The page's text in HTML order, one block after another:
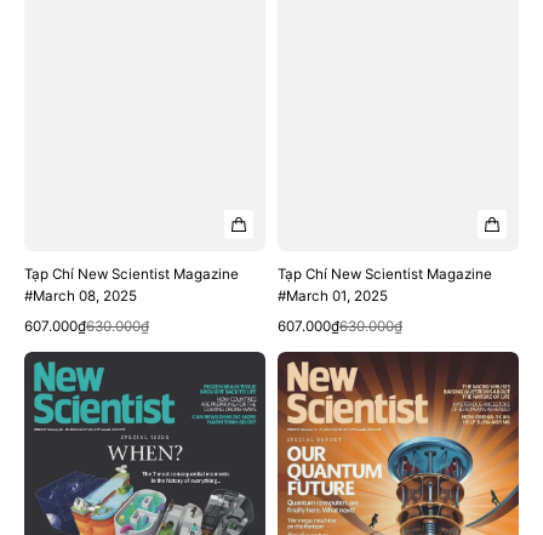
Tạp Chí New Scientist Magazine
#March 08, 2025
Sale
607.000₫
Regular
630.000₫
Quick View
Tạp Chí New Scientist Magazine
#March 01, 2025
Sale
607.000₫
Regular
630.000₫
Quick View
Tạp
Chí
New
Magazine
#February
Tạp
Chí
New
Scientist
Magazine
#February
15,